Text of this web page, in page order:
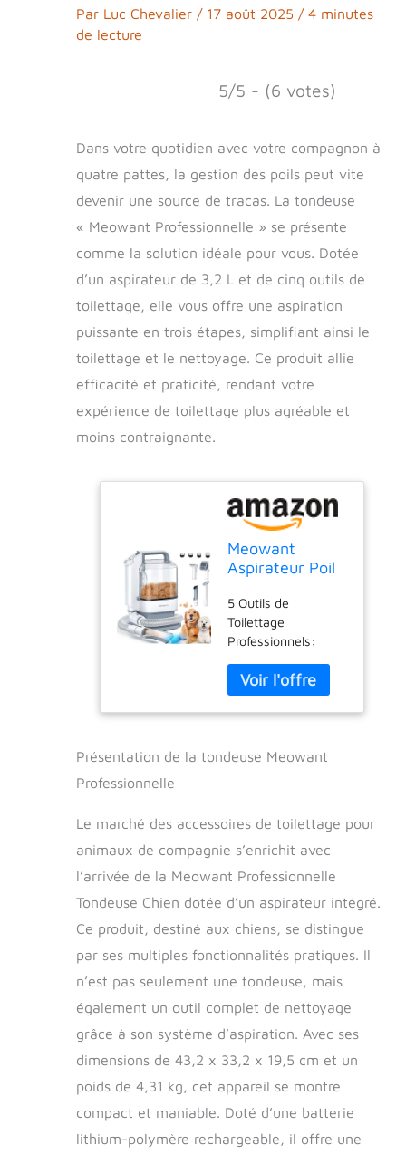
Par Luc Chevalier / 17 août 2025 / 4 minutes
de lecture
5/5 - (6 votes)
Dans votre quotidien avec votre compagnon à
quatre pattes, la gestion des poils peut vite
devenir une source de tracas. La tondeuse
« Meowant Professionnelle » se présente
comme la solution idéale pour vous. Dotée
d’un aspirateur de 3,2 L et de cinq outils de
toilettage, elle vous offre une aspiration
puissante en trois étapes, simplifiant ainsi le
toilettage et le nettoyage. Ce produit allie
efficacité et praticité, rendant votre
expérience de toilettage plus agréable et
moins contraignante.
Meowant
Aspirateur Poil
Professionnelle
Tondeuse
Chien, 13000
Pa Aspirateur
Poil de Chien
Chat avec 5
Outils de
Silencieuse
Epais
5 Outils de
Toilettage
Professionnels:
toilettage pour
animaux de
compagnie
5 outils
d'épilation/tondeuse
électrique/épilateur
pour animaux de
dépoussiérage des
crevasses deux en
nettoyer les poils
d'animaux.
Convient à de
nombreuses races
d'animaux de
compagnie
différentes pour
répondre à vos
différents besoins
Toilettage et
Présentation de la tondeuse Meowant
Professionnelle
Le marché des accessoires de toilettage pour
animaux de compagnie s’enrichit avec
l’arrivée de la Meowant Professionnelle
Tondeuse Chien dotée d’un aspirateur intégré.
Ce produit, destiné aux chiens, se distingue
par ses multiples fonctionnalités pratiques. Il
n’est pas seulement une tondeuse, mais
également un outil complet de nettoyage
grâce à son système d’aspiration. Avec ses
dimensions de 43,2 x 33,2 x 19,5 cm et un
poids de 4,31 kg, cet appareil se montre
compact et maniable. Doté d’une batterie
lithium-polymère rechargeable, il offre une